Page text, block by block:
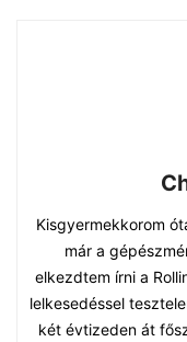
Kisgyermekkorom
már a
elkezdtem írni a
lelkesedéssel
két évtizeden át